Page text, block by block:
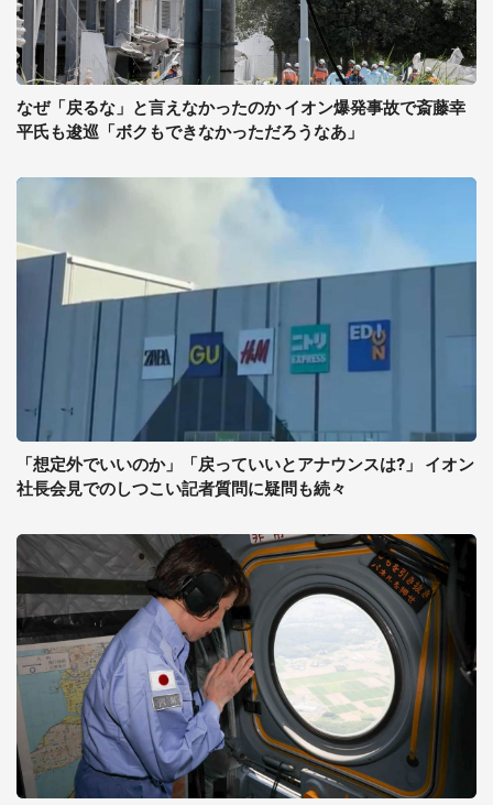
なぜ「戻るな」と言えなかったのか イオン爆発事故で斎藤幸
平氏も逡巡「ボクもできなかっただろうなあ」
「想定外でいいのか」「戻っていいとアナウンスは?」 イオン
社長会見でのしつこい記者質問に疑問も続々